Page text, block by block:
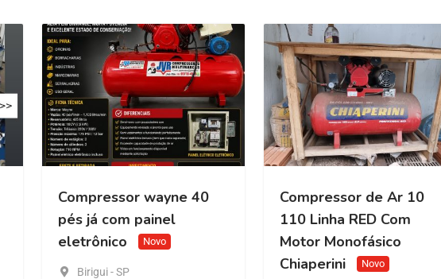
Compressor wayne 40
pés já com painel
eletrônico
Novo
Birigui - SP
Compressor de Ar 10
110 Linha RED Com
Motor Monofásico
Novo